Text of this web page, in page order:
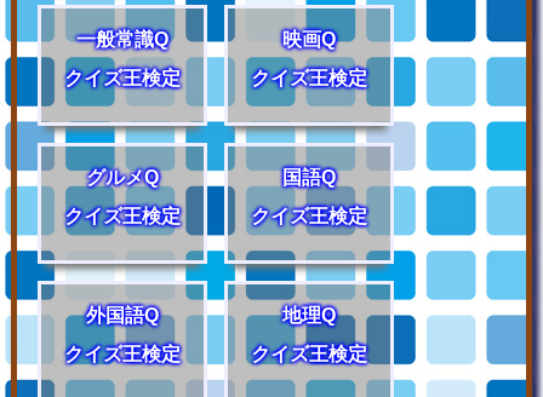
一般常識Q
クイズ王検定
映画Q
クイズ王検定
グルメQ
クイズ王検定
国語Q
クイズ王検定
外国語Q
クイズ王検定
地理Q
クイズ王検定